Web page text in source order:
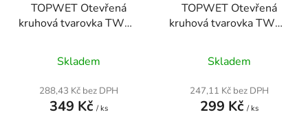
TOPWET Otevřená
kruhová tvarovka TWOT
hodnocení
produktu
je
Skladem
288,43 Kč bez DPH
349 Kč / ks
TOPWET Otevřená
kruhová tvarovka TWOT
hodnocení
produktu
je
Skladem
247,11 Kč bez DPH
299 Kč / ks